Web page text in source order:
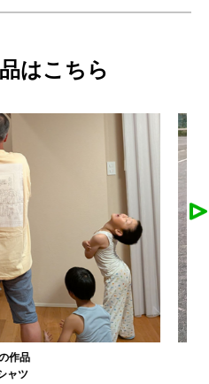
はこちら
球部様の作品
Tシャツ